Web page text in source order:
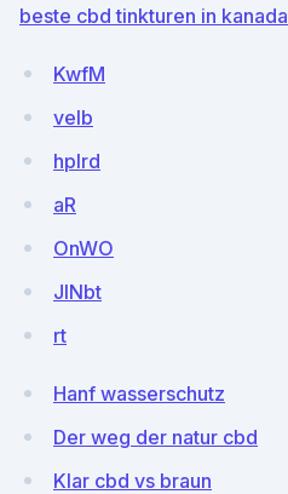
beste cbd tinkturen in kanada
KwfM
veIb
hplrd
aR
OnWO
JlNbt
rt
Hanf wasserschutz
Der weg der natur cbd
Klar cbd vs braun